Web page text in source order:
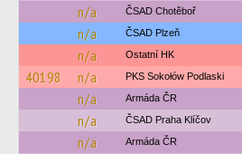
n/a ČSAD Chotěboř
n/a ČSAD Plzeň
n/a Ostatní HK
40198 n/a PKS Sokołów Podlaski
n/a Armáda ČR
n/a ČSAD Praha Klíčov
n/a Armáda ČR